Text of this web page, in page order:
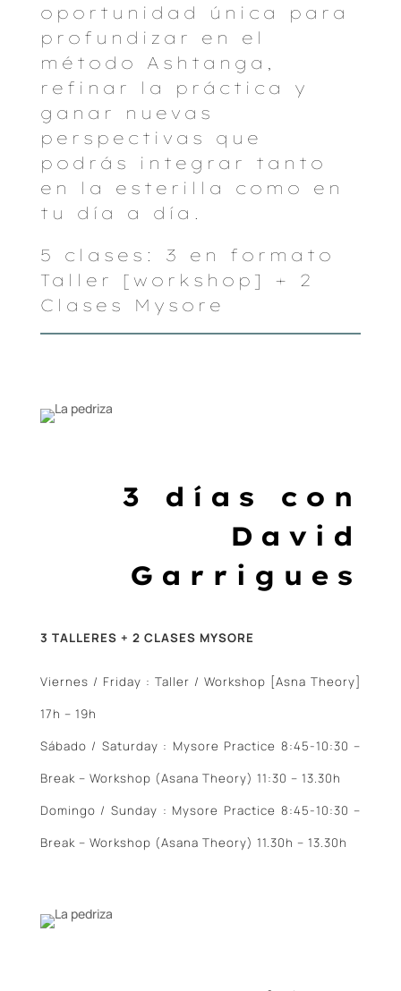
oportunidad única para
profundizar en el
método Ashtanga,
refinar la práctica y
ganar nuevas
perspectivas que
podrás integrar tanto
en la esterilla como en
tu día a día.
5 clases: 3 en formato
Taller [workshop] + 2
Clases Mysore
3 días con
David
Garrigues
3 TALLERES + 2 CLASES MYSORE
Viernes / Friday : Taller / Workshop [Asna Theory]
17h – 19h
Sábado / Saturday : Mysore Practice 8:45-10:30 –
Break – Workshop (Asana Theory) 11:30 – 13.30h
Domingo / Sunday : Mysore Practice 8:45-10:30 –
Break – Workshop (Asana Theory) 11.30h – 13.30h